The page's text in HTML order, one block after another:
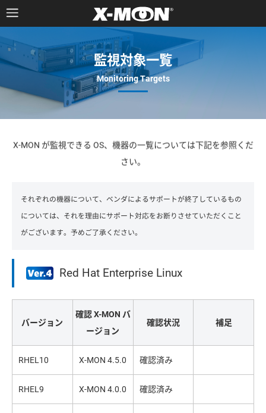
監視対象一覧
X-MON が監視できる OS、機器の一覧については下記を参照くだ
さい。
それぞれの機器について、ベンダによるサポートが終了しているもの
については、それを理由にサポート対応をお断りさせていただくこと
がございます。予めご了承ください。
Red Hat Enterprise Linux
バージョン
確認 X-MON バ
ージョン
確認状況 補足
RHEL10 X-MON 4.5.0 確認済み
RHEL9 X-MON 4.0.0 確認済み